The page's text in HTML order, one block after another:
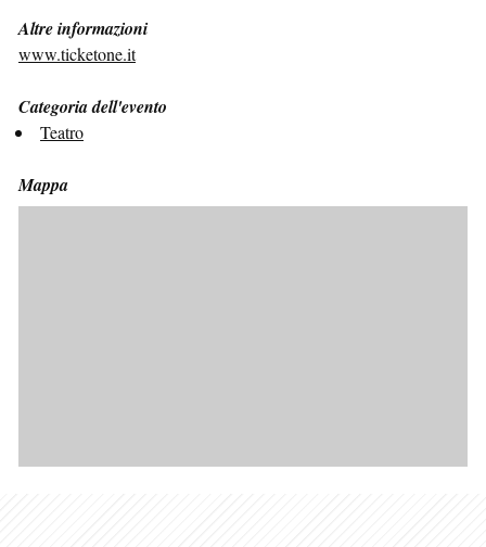
Altre informazioni
www.ticketone.it
Categoria dell'evento
Teatro
Mappa